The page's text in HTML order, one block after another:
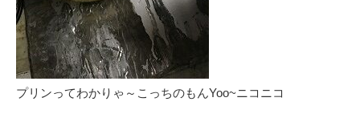
プリンってわかりゃ～こっちのもんYoo~ニコニコ